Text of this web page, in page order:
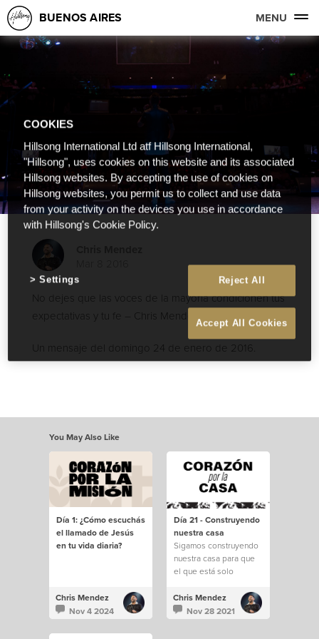
BUENOS AIRES MENU
No dejes que las voces de la mayoría condicionen tus
expectativas y tu fe – Chris Mendez
Un mensaje del domingo 24 de enero de 2016.
You May Also Like
Día 1: ¿Cómo escuchás
el llamado de Jesús
en tu vida diaria?
Chris Mendez
Nov 4 2024
Día 21 - Construyendo
nuestra casa
Sigamos construyendo
nuestra casa para que
el que está solo
Chris Mendez
Nov 28 2021
COOKIES
Hillsong International Ltd atf Hillsong International,
"Hillsong", uses cookies on this website and its associated
Hillsong websites. By accepting the use of cookies on
Hillsong websites, you permit us to collect and use data
from your activity on the devices you use in accordance
with Hillsong's Cookie Policy.
Reject All
Accept All Cookies
Settings